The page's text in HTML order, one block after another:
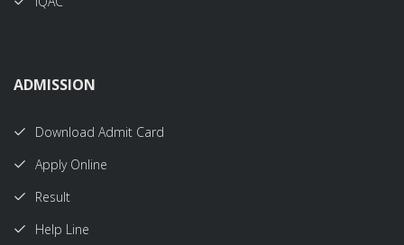
ADMISSION
Download Admit Card
Apply Online
Result
Help Line